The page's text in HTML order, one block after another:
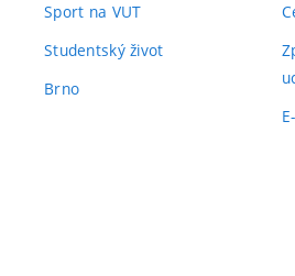
Sport na VUT
Studentský život
Brno